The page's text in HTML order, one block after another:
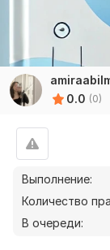
0.0 (0)
Выполнение:
Количество
В очереди: